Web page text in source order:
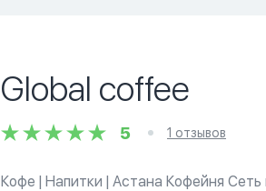
Global coffee
5 1 отзывов
Кофе | Напитки | Астана Кофейня